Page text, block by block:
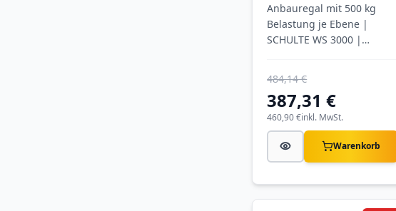
Stahlpaneele
Anbauregal mit 500 kg
Belastung je Ebene |
SCHULTE WS 3000 |
387,31 €
484,14 €
inkl. MwSt.
460,90 €
Warenkorb